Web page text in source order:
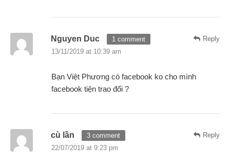
Reply
Nguyen Duc
1 comment
13/11/2019 at 10:39 am
Bạn Việt Phương có facebook ko cho mình
facebook tiện trao đổi ?
Reply
cù lần
3 comment
22/07/2019 at 9:23 pm